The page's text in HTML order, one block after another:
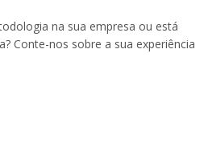
na sua empresa ou está
Conte-nos sobre a sua experiência